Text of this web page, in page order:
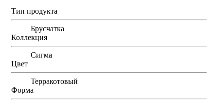
Тип продукта
Брусчатка
Коллекция
Сигма
Цвет
Терракотовый
Форма